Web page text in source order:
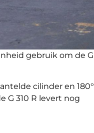
gebruik om de G
cilinder en 180°
G 310 R levert nog